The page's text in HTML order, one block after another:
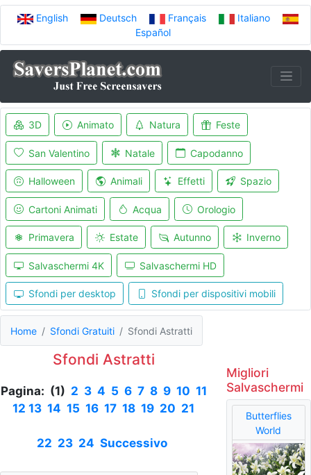
English Deutsch Français
Italiano
Español
3D Animato Natura Feste
San Valentino Natale Capodanno
Halloween Animali Effetti Spazio
Cartoni Animati Acqua Orologio
Primavera Estate Autunno Inverno
Salvaschermi 4K Salvaschermi HD
Sfondi per desktop Sfondi per dispositivi mobili
Home Sfondi Gratuiti Sfondi Astratti
Sfondi Astratti
Pagina: (1) 2 3 4 5 6 7 8 9 10 11
12 13 14 15 16 17 18 19 20 21
22 23 24 Successivo
Migliori
Salvaschermi
Butterflies
World